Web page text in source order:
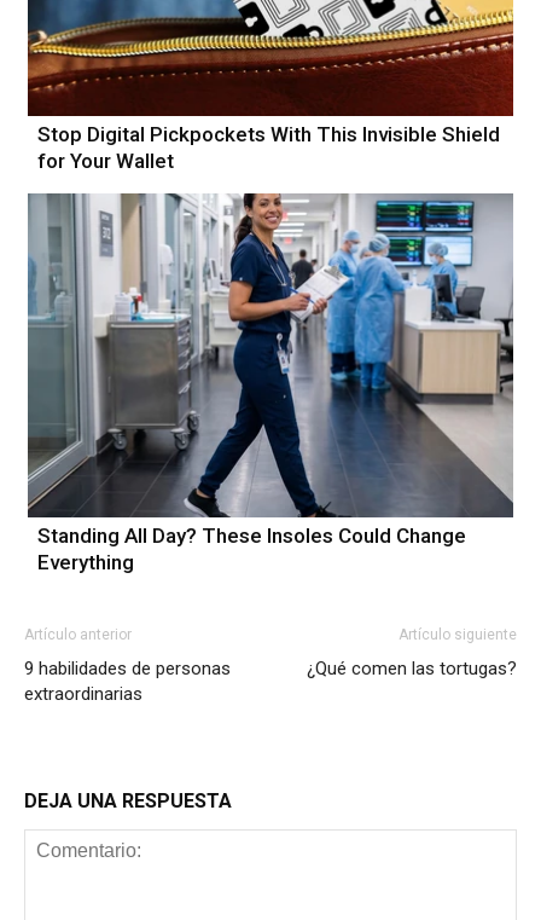
Stop Digital Pickpockets With This Invisible Shield
for Your Wallet
Standing All Day? These Insoles Could Change
Everything
Artículo anterior
9 habilidades de personas
extraordinarias
Artículo siguiente
¿Qué comen las tortugas?
DEJA UNA RESPUESTA